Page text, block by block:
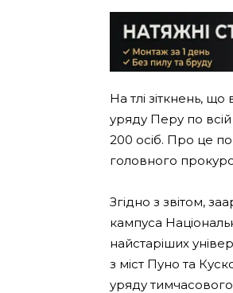
На тлі зіткнень,
уряду Перу по всій
200 осіб. Про це
головного
Згідно з звітом,
кампуса
найстаріших
з міст Пуно та
уряду